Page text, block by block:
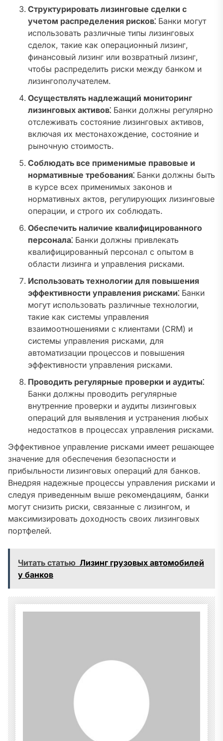
Структурировать лизинговые сделки с
учетом распределения рисков⁚ Банки могут
использовать различные типы лизинговых
сделок, такие как операционный лизинг,
финансовый лизинг или возвратный лизинг,
чтобы распределить риски между банком и
лизингополучателем.
Осуществлять надлежащий мониторинг
лизинговых активов⁚ Банки должны регулярно
отслеживать состояние лизинговых активов,
включая их местонахождение, состояние и
рыночную стоимость.
Соблюдать все применимые правовые и
нормативные требования⁚ Банки должны быть
в курсе всех применимых законов и
нормативных актов, регулирующих лизинговые
операции, и строго их соблюдать.
Обеспечить наличие квалифицированного
персонала⁚ Банки должны привлекать
квалифицированный персонал с опытом в
области лизинга и управления рисками.
Использовать технологии для повышения
эффективности управления рисками⁚ Банки
могут использовать различные технологии,
такие как системы управления
взаимоотношениями с клиентами (CRM) и
системы управления рисками, для
автоматизации процессов и повышения
эффективности управления рисками.
Проводить регулярные проверки и аудиты⁚
Банки должны проводить регулярные
внутренние проверки и аудиты лизинговых
операций для выявления и устранения любых
недостатков в процессах управления рисками.
Эффективное управление рисками имеет решающее
значение для обеспечения безопасности и
прибыльности лизинговых операций для банков.
Внедряя надежные процессы управления рисками и
следуя приведенным выше рекомендациям, банки
могут снизить риски, связанные с лизингом, и
максимизировать доходность своих лизинговых
портфелей.
Читать статью Лизинг грузовых автомобилей
у банков